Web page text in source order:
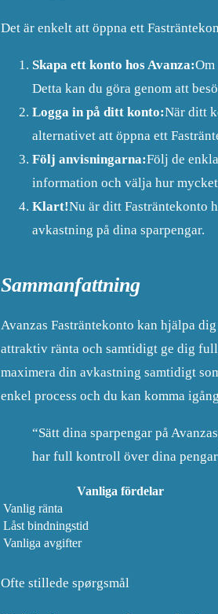
Det är enkelt att öppna ett
Skapa ett konto hos Avanza:Om
Detta kan du göra genom att
Logga in på ditt konto:När ditt
alternativet att öppna ett
Följ anvisningarna:Följ de
information och välja hur
Klart!Nu är ditt Fasträntekonto
avkastning på dina sparpengar.
Sammanfattning
Avanzas Fasträntekonto kan hjälpa
attraktiv ränta och samtidigt ge dig
maximera din avkastning samtidigt
enkel process och du kan komma
“Sätt dina sparpengar på
har full kontroll över dina
Vanliga fördelar
Vanlig ränta
Låst bindningstid
Vanliga avgifter
Ofte stillede spørgsmål